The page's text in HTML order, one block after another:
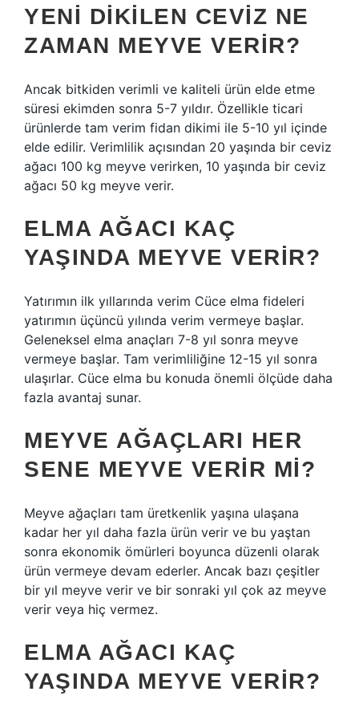
YENI DIKILEN CEVIZ NE
ZAMAN MEYVE VERIR?
Ancak bitkiden verimli ve kaliteli ürün elde etme
süresi ekimden sonra 5-7 yıldır. Özellikle ticari
ürünlerde tam verim fidan dikimi ile 5-10 yıl içinde
elde edilir. Verimlilik açısından 20 yaşında bir ceviz
ağacı 100 kg meyve verirken, 10 yaşında bir ceviz
ağacı 50 kg meyve verir.
ELMA AĞACI KAÇ
YAŞINDA MEYVE VERIR?
Yatırımın ilk yıllarında verim Cüce elma fideleri
yatırımın üçüncü yılında verim vermeye başlar.
Geleneksel elma anaçları 7-8 yıl sonra meyve
vermeye başlar. Tam verimliliğine 12-15 yıl sonra
ulaşırlar. Cüce elma bu konuda önemli ölçüde daha
fazla avantaj sunar.
MEYVE AĞAÇLARI HER
SENE MEYVE VERIR MI?
Meyve ağaçları tam üretkenlik yaşına ulaşana
kadar her yıl daha fazla ürün verir ve bu yaştan
sonra ekonomik ömürleri boyunca düzenli olarak
ürün vermeye devam ederler. Ancak bazı çeşitler
bir yıl meyve verir ve bir sonraki yıl çok az meyve
verir veya hiç vermez.
ELMA AĞACI KAÇ
YAŞINDA MEYVE VERIR?